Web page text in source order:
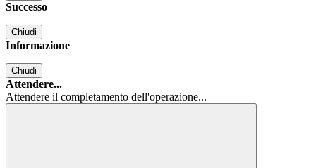
Successo
Chiudi
Informazione
Chiudi
Attendere...
Attendere il completamento dell'operazione...